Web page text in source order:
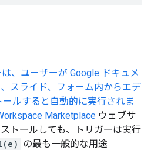
は、ユーザーが Google ドキュメ
スライド、フォーム内からエデ
ルすると自動的に実行されま
Marketplace ウェブサ
トールしても、トリガーは実行
の最も一般的な用途